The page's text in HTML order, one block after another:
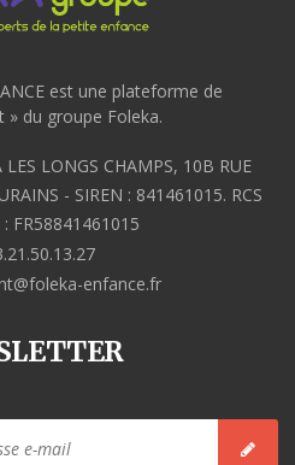
est une plateforme de
» du groupe Foleka.
LES LONGS CHAMPS, 10B RUE
- SIREN : 841461015. RCS
: FR58841461015
enfance.fr